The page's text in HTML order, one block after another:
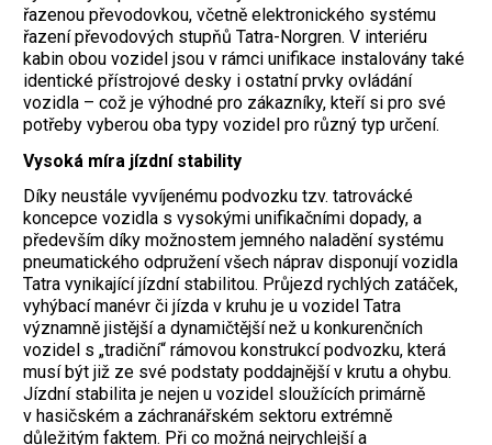
řazenou převodovkou, včetně elektronického systému
řazení převodových stupňů Tatra-Norgren. V interiéru
kabin obou vozidel jsou v rámci unifikace instalovány také
identické přístrojové desky i ostatní prvky ovládání
vozidla – což je výhodné pro zákazníky, kteří si pro své
potřeby vyberou oba typy vozidel pro různý typ určení.
Vysoká míra jízdní stability
Díky neustále vyvíjenému podvozku tzv. tatrovácké
koncepce vozidla s vysokými unifikačními dopady, a
především díky možnostem jemného naladění systému
pneumatického odpružení všech náprav disponují vozidla
Tatra vynikající jízdní stabilitou. Průjezd rychlých zatáček,
vyhýbací manévr či jízda v kruhu je u vozidel Tatra
významně jistější a dynamičtější než u konkurenčních
vozidel s „tradiční“ rámovou konstrukcí podvozku, která
musí být již ze své podstaty poddajnější v krutu a ohybu.
Jízdní stabilita je nejen u vozidel sloužících primárně
v hasičském a záchranářském sektoru extrémně
důležitým faktem. Při co možná nejrychlejší a